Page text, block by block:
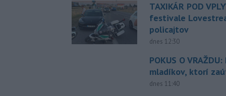
TAXIKÁR POD
festivale
policajtov
dnes 12:30
POKUS O
mladíkov, ktorí
dnes 11:40